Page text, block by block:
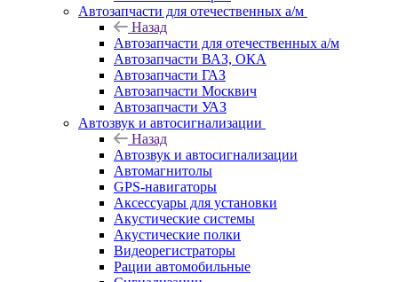
Автозапчасти для отечественных а/м
Назад
Автозапчасти для отечественных а/м
Автозапчасти ВАЗ, ОКА
Автозапчасти ГАЗ
Автозапчасти Москвич
Автозапчасти УАЗ
Автозвук и автосигнализации
Назад
Автозвук и автосигнализации
Автомагнитолы
GPS-навигаторы
Аксессуары для установки
Акустические системы
Акустические полки
Видеорегистраторы
Рации автомобильные